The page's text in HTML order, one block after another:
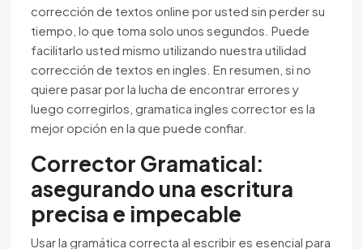
corrección de textos online por usted sin perder su
tiempo, lo que toma solo unos segundos. Puede
facilitarlo usted mismo utilizando nuestra utilidad
corrección de textos en ingles. En resumen, si no
quiere pasar por la lucha de encontrar errores y
luego corregirlos, gramatica ingles corrector es la
mejor opción en la que puede confiar.
Corrector Gramatical:
asegurando una escritura
precisa e impecable
Usar la gramática correcta al escribir es esencial para